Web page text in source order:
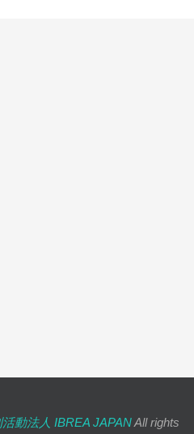
動法人 IBREA JAPANAll rights